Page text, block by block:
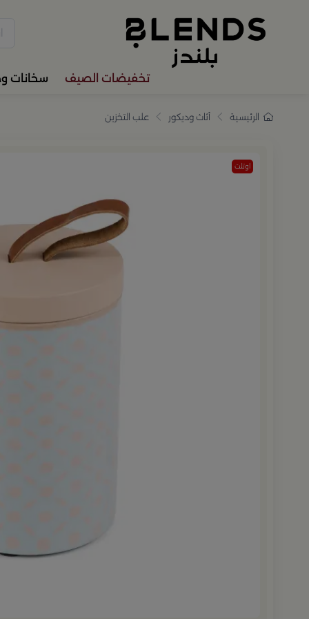
تسوّق من بلندز تشكيلة تضم
تخفيضات الصيف سخانات
الرئيسية أثاث وديكور علب التخزين
اوتلت